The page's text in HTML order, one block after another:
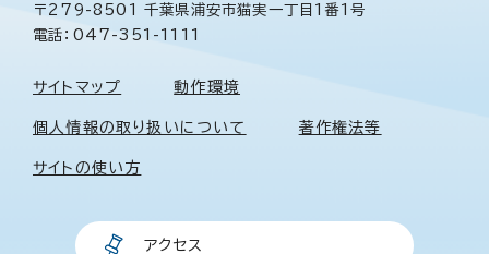
〒279-8501 千葉県浦安市猫実一丁目1番1号
電話：047-351-1111
サイトマップ 動作環境
個人情報の取り扱いについて 著作権法等
サイトの使い方
アクセス